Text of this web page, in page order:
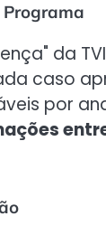
Programa
da
caso
por